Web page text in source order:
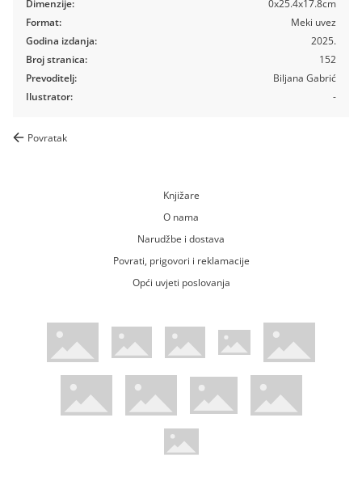
Dimenzije:
Format:
Godina izdanja:
Broj stranica:
Prevoditelj:
Ilustrator:
0x25.4x17.8cm
Meki uvez
2025.
152
Biljana Gabrić
-
Povratak
Knjižare
O nama
Narudžbe i dostava
Povrati, prigovori i reklamacije
Opći uvjeti poslovanja
WsPay web stranicaMaestro web stranicaMastercard web stranicaAmerican Express web stranica
Visa web stranica
Diners web stranicaTrustwave certificiranoMastercard sigurnosni kod web
Pci Dss certificirano
Verified by Visa web stranica